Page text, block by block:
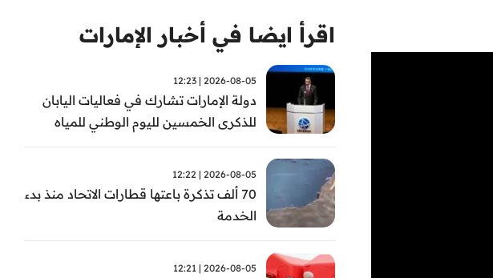
اقرأ ايضا في أخبار الإمارات
2026-08-05 | 12:23
دولة الإمارات تشارك في فعاليات اليابان
للذكرى الخمسين لليوم الوطني للمياه
وأسبوع المياه
2026-08-05 | 12:22
70 ألف تذكرة باعتها قطارات الاتحاد منذ بدء
الخدمة
2026-08-05 | 12:21